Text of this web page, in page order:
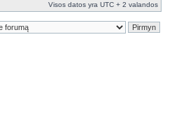
Visos datos yra UTC + 2 valandos